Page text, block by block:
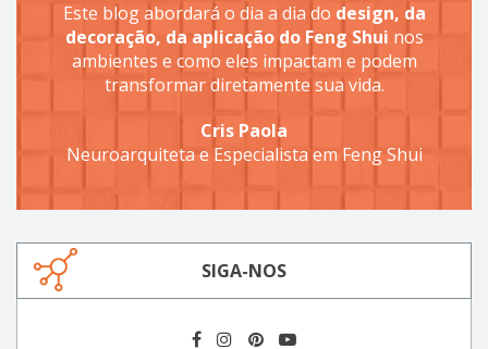
Este blog abordará o dia a dia do design, da
decoração, da aplicação do Feng Shui nos
ambientes e como eles impactam e podem
transformar diretamente sua vida.
Cris Paola
Neuroarquiteta e Especialista em Feng Shui
SIGA-NOS